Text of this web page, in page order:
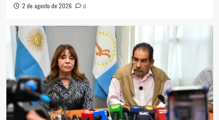
2 de agosto de 2026 0